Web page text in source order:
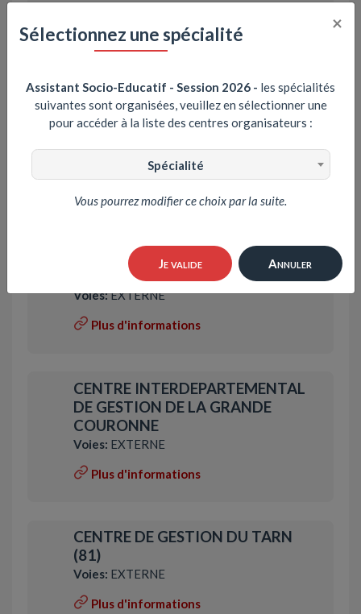
Plus d'informations
CENTRE DE GESTION DE LA
MOSELLE (57)
Voies:EXTERNE
Plus d'informations
ET DE LA METROPOLE DE LYON
Voies:EXTERNE
Plus d'informations
CENTRE INTERDEPARTEMENTAL
DE GESTION DE LA GRANDE
COURONNE
Voies: EXTERNE
Plus d'informations
CENTRE DE GESTION DU TARN
(81)
Voies: EXTERNE
Plus d'informations
Sélectionnez une spécialité ×
Assistant Socio-Educatif - Session 2026 - les spécialités
suivantes sont organisées, veuillez en sélectionner une
pour accéder à la liste des centres organisateurs :
Spécialité
Vous pourrez modifier ce choix par la suite.
Je valide Annuler